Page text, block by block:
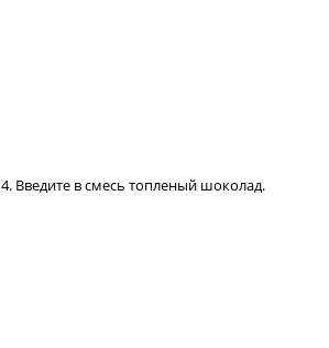
4. Введите в смесь топленый шоколад.